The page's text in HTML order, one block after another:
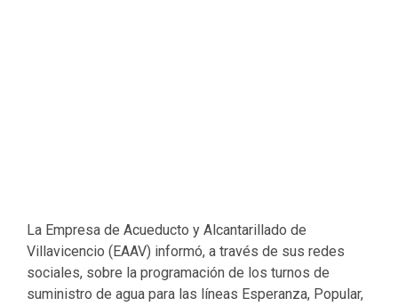
La Empresa de Acueducto y Alcantarillado de
Villavicencio (EAAV) informó, a través de sus redes
sociales, sobre la programación de los turnos de
suministro de agua para las líneas Esperanza, Popular,